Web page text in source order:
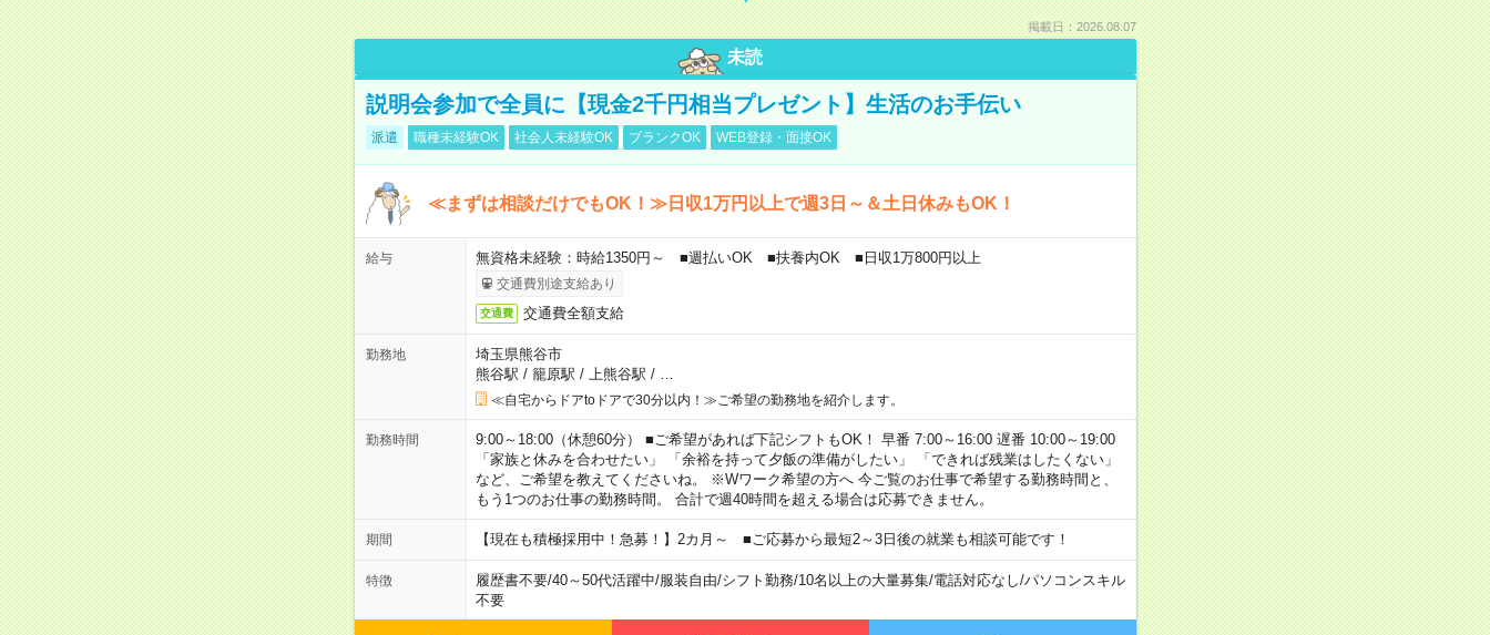
掲載日：2026.08.07
未読
説明会参加で全員に【現金2千円相当プレゼント】生活のお手伝い
派遣 職種未経験OK 社会人未経験OK ブランクOK WEB登録・面接OK
≪まずは相談だけでもOK！≫日収1万円以上で週3日～＆土日休みもOK！
給与 無資格未経験：時給1350円～ ■週払いOK ■扶養内OK ■日収1万800円以上
交通費別途支給あり
交通費 交通費全額支給
勤務地
埼玉県熊谷市
熊谷駅 / 籠原駅 / 上熊谷駅 /
≪自宅からドアtoドアで30分以内！≫ご希望の勤務地を紹介します。
勤務時間
9:00～18:00（休憩60分） ■ご希望があれば下記シフトもOK！ 早番 7:00～16:00 遅番 10:00～19:00
「家族と休みを合わせたい」 「余裕を持って夕飯の準備がしたい」 「できれば残業はしたくない」
など、ご希望を教えてくださいね。 ※Wワーク希望の方へ 今ご覧のお仕事で希望する勤務時間と、
もう1つのお仕事の勤務時間。 合計で週40時間を超える場合は応募できません。
期間 【現在も積極採用中！急募！】2カ月～ ■ご応募から最短2～3日後の就業も相談可能です！
特徴 履歴書不要/40～50代活躍中/服装自由/シフト勤務/10名以上の大量募集/電話対応なし/パソコンスキル
不要